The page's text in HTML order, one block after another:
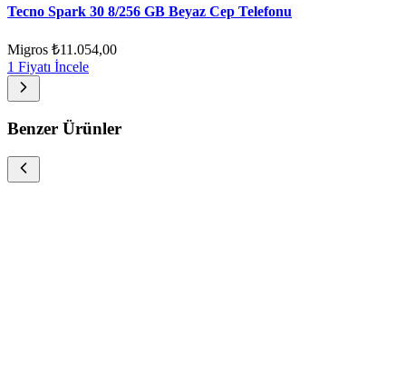
Tecno Spark 30 8/256 GB Beyaz Cep Telefonu
Migros ₺11.054,00
1 Fiyatı İncele
Benzer Ürünler